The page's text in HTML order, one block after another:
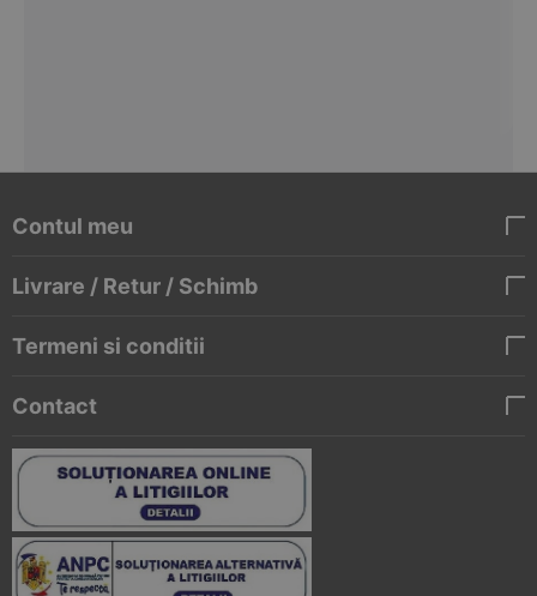
Contul meu
Livrare / Retur / Schimb
Termeni si conditii
Contact